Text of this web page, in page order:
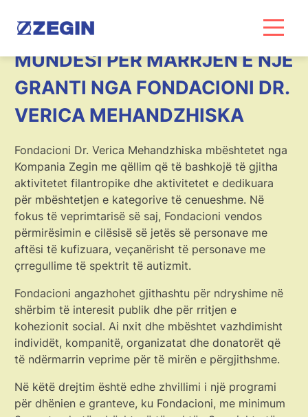
MUNDËSI PËR MARRJEN E NJË
GRANTI NGA FONDACIONI DR.
VERICA MEHANDZHISKA
Fondacioni Dr. Verica Mehandzhiska mbështetet nga
Kompania Zegin me qëllim që të bashkojë të gjitha
aktivitetet filantropike dhe aktivitetet e dedikuara
për mbështetjen e kategorive të cenueshme. Në
fokus të veprimtarisë së saj, Fondacioni vendos
përmirësimin e cilësisë së jetës së personave me
aftësi të kufizuara, veçanërisht të personave me
çrregullime të spektrit të autizmit.
Fondacioni angazhohet gjithashtu për ndryshime në
shërbim të interesit publik dhe për rritjen e
kohezionit social. Ai nxit dhe mbështet vazhdimisht
individët, kompanitë, organizatat dhe donatorët që
të ndërmarrin veprime për të mirën e përgjithshme.
Në këtë drejtim është edhe zhvillimi i një programi
për dhënien e granteve, ku Fondacioni, me minimum